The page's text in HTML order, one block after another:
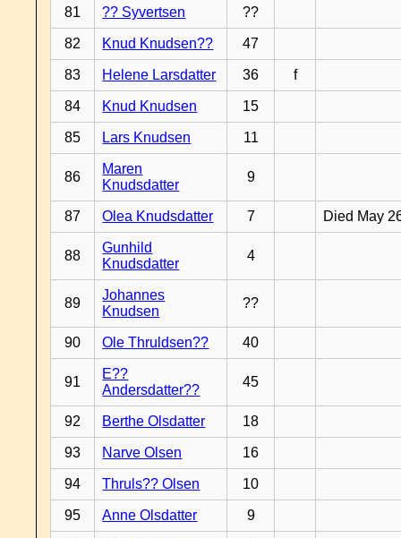
81 ?? Syvertsen ??
82 Knud Knudsen?? 47
83 Helene Larsdatter 36 f
84 Knud Knudsen 15
85 Lars Knudsen 11
86
Maren
Knudsdatter
9
87 Olea Knudsdatter 7 Died May
88
Gunhild
Knudsdatter
4
89
Johannes
Knudsen
??
90 Ole Thruldsen?? 40
91
E??
Andersdatter??
45
92 Berthe Olsdatter 18
93 Narve Olsen 16
94 Thruls?? Olsen 10
95 Anne Olsdatter 9